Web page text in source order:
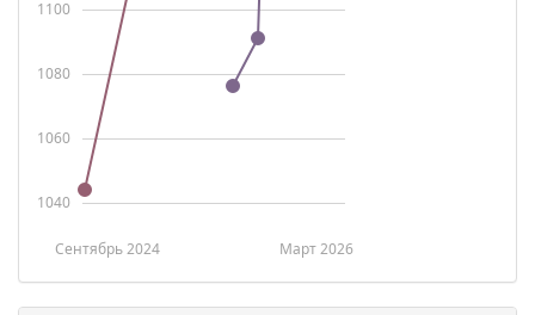
Сентябрь 2024 Март 2026
1040
1060
1080
1100